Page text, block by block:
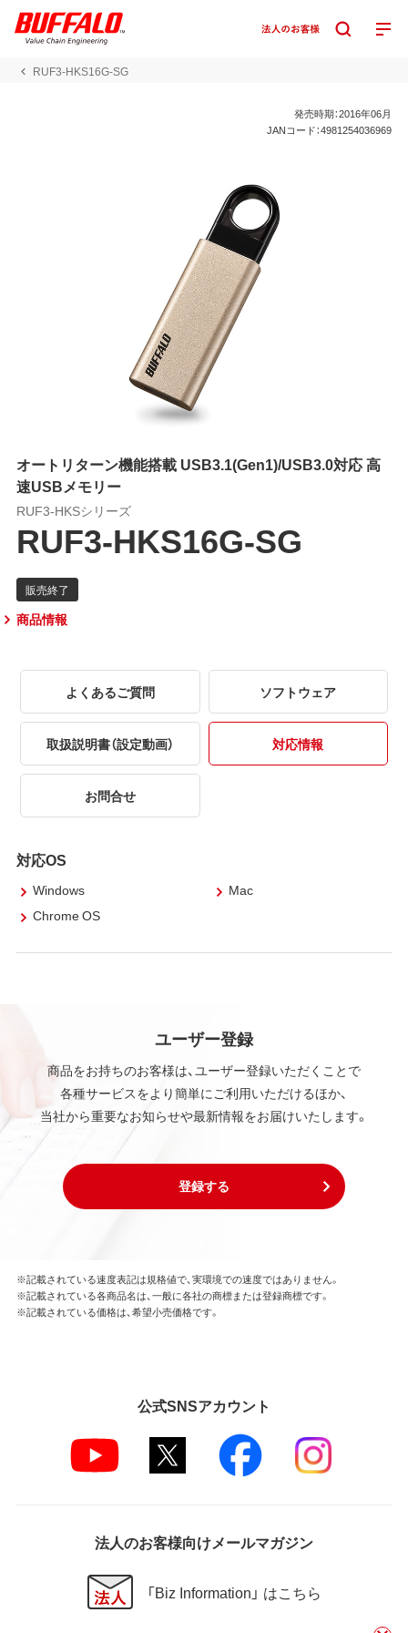
RUF3-HKS16G-SG
発売時期：2016年06月
JANコード：4981254036969
オートリターン機能搭載 USB3.1(Gen1)/USB3.0対応 高
速USBメモリー
RUF3-HKSシリーズ
RUF3-HKS16G-SG
商品情報
よくあるご質問 ソフトウェア
取扱説明書（設定動画） 対応情報
お問合せ
対応OS
Windows
Mac
Chrome OS
ユーザー登録
商品をお持ちのお客様は、ユーザー登録いただくことで
各種サービスをより簡単にご利用いただけるほか、
当社から重要なお知らせや最新情報をお届けいたします。
登録する
※記載されている速度表記は規格値で、実環境での速度ではありません。
※記載されている各商品名は、一般に各社の商標または登録商標です。
※記載されている価格は、希望小売価格です。
公式SNSアカウント
法人のお客様向けメールマガジン
「Biz Information」 はこちら